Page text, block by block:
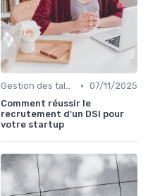
Gestion des talents IT • 07/11/2025
Comment réussir le
recrutement d'un DSI pour
votre startup